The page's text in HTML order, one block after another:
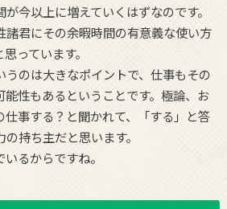
今以上に増えていくはずなのです。
諸君にその余暇時間の有意義な使い方
っています。
うのは大きなポイントで、仕事もその
性もあるということです。極論、お
事する？と聞かれて、「する」と答
持ち主だと思います。
るからですね。